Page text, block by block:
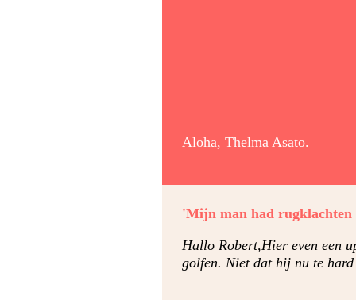
Aloha, Thelma Asato.
'Mijn man had rugklachten
Hallo Robert,Hier even een
golfen. Niet dat hij nu te